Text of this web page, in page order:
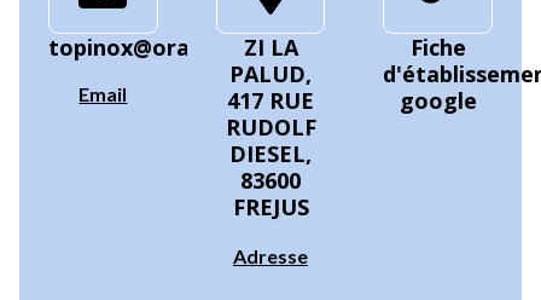
topinox@orange.fr
Email
ZI LA
PALUD,
417 RUE
RUDOLF
DIESEL,
83600
FREJUS
Adresse
Fiche
google